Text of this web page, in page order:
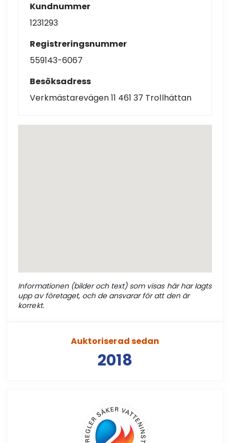
Kundnummer
1231293
Registreringsnummer
559143-6067
Besöksadress
Verkmästarevägen 11 461 37 Trollhättan
Informationen (bilder och text) som visas här har lagts
upp av företaget, och de ansvarar för att den är
korrekt.
Auktoriserad sedan
2018